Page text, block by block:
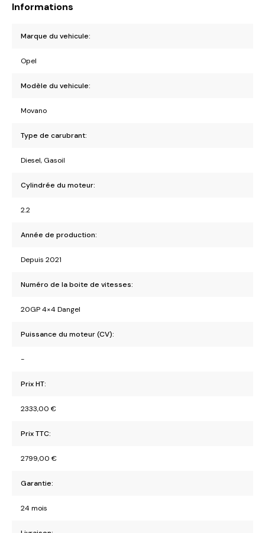
Informations
Marque du vehicule:
Opel
Modèle du vehicule:
Movano
Type de carubrant:
Diesel, Gasoil
Cylindrée du moteur:
2.2
Année de production:
Depuis 2021
Numéro de la boite de vitesses:
20GP 4×4 Dangel
Puissance du moteur (CV):
-
Prix HT:
2333,00 €
Prix TTC:
2799,00 €
Garantie:
24 mois